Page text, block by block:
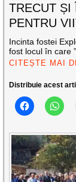
TRECUT ȘI
PENTRU
Incinta fostei
fost locul în care
CITEȘTE MAI
Distribuie acest